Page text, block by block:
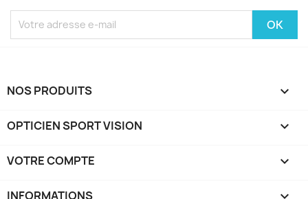
NOS PRODUITS 
OPTICIEN SPORT VISION 
VOTRE COMPTE 
INFORMATIONS